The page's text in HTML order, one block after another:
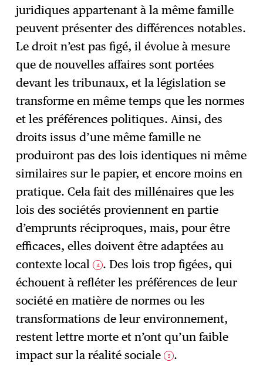
juridiques appartenant à la même famille
peuvent présenter des différences notables.
Le droit n’est pas figé, il évolue à mesure
que de nouvelles affaires sont portées
devant les tribunaux, et la législation se
transforme en même temps que les normes
et les préférences politiques. Ainsi, des
droits issus d’une même famille ne
produiront pas des lois identiques ni même
similaires sur le papier, et encore moins en
pratique. Cela fait des millénaires que les
lois des sociétés proviennent en partie
d’emprunts réciproques, mais, pour être
efficaces, elles doivent être adaptées au
contexte local 4 . Des lois trop figées, qui
échouent à refléter les préférences de leur
société en matière de normes ou les
transformations de leur environnement,
restent lettre morte et n’ont qu’un faible
impact sur la réalité sociale 5 .